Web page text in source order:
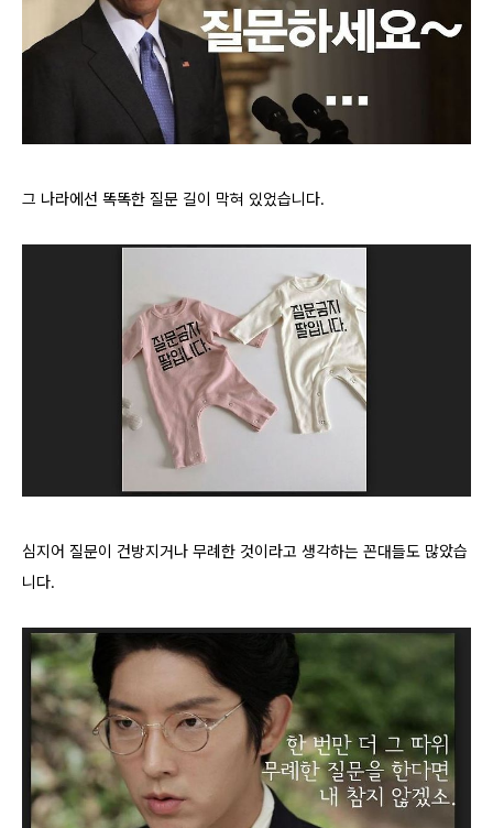
그 나라에선 똑똑한 질문 길이 막혀 있었습니다.
심지어 질문이 건방지거나 무례한 것이라고 생각하는 꼰대들도 많았습
니다.